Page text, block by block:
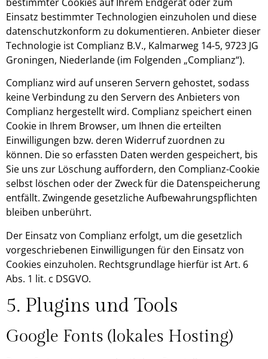
Einsatz bestimmter Technologien einzuholen und diese
datenschutzkonform zu dokumentieren. Anbieter dieser
Technologie ist Complianz B.V., Kalmarweg 14-5, 9723 JG
Groningen, Niederlande (im Folgenden „Complianz“).
Complianz wird auf unseren Servern gehostet, sodass
keine Verbindung zu den Servern des Anbieters von
Complianz hergestellt wird. Complianz speichert einen
Cookie in Ihrem Browser, um Ihnen die erteilten
Einwilligungen bzw. deren Widerruf zuordnen zu
können. Die so erfassten Daten werden gespeichert, bis
Sie uns zur Löschung auffordern, den Complianz-Cookie
selbst löschen oder der Zweck für die Datenspeicherung
entfällt. Zwingende gesetzliche Aufbewahrungspflichten
bleiben unberührt.
Der Einsatz von Complianz erfolgt, um die gesetzlich
vorgeschriebenen Einwilligungen für den Einsatz von
Cookies einzuholen. Rechtsgrundlage hierfür ist Art. 6
Abs. 1 lit. c DSGVO.
5. Plugins und Tools
Google Fonts (lokales Hosting)